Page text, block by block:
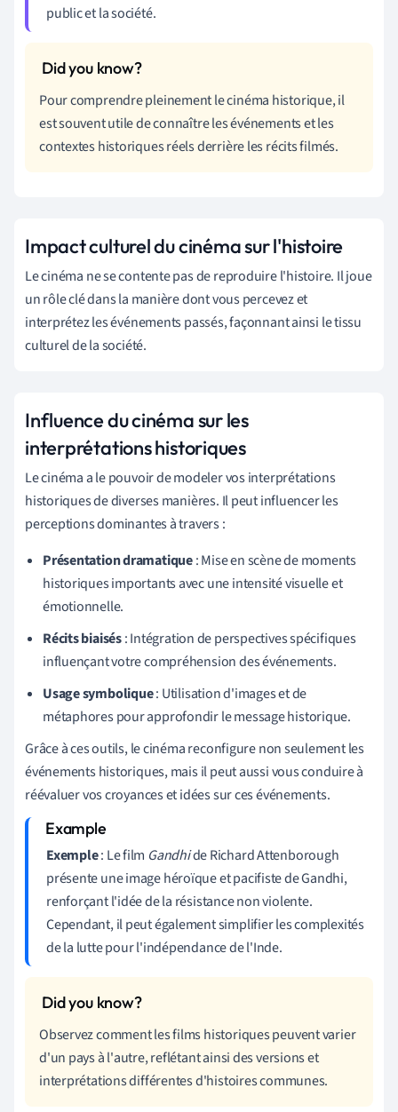
public et la société.
Pour comprendre pleinement le cinéma historique, il
est souvent utile de connaître les événements et les
contextes historiques réels derrière les récits filmés.
Impact culturel du cinéma sur l'histoire
Le cinéma ne se contente pas de reproduire l'histoire. Il joue
un rôle clé dans la manière dont vous percevez et
interprétez les événements passés, façonnant ainsi le tissu
culturel de la société.
Influence du cinéma sur les
interprétations historiques
Le cinéma a le pouvoir de modeler vos interprétations
historiques de diverses manières. Il peut influencer les
perceptions dominantes à travers :
Présentation dramatique: Mise en scène de moments
historiques importants avec une intensité visuelle et
émotionnelle.
Récits biaisés: Intégration de perspectives spécifiques
influençant votre compréhension des événements.
Usage symbolique: Utilisation d'images et de
métaphores pour approfondir le message historique.
Grâce à ces outils, le cinéma reconfigure non seulement les
événements historiques, mais il peut aussi vous conduire à
réévaluer vos croyances et idées sur ces événements.
Exemple: Le film Gandhide Richard Attenborough
présente une image héroïque et pacifiste de Gandhi,
renforçant l'idée de la résistance non violente.
Cependant, il peut également simplifier les complexités
de la lutte pour l'indépendance de l'Inde.
Observez comment les films historiques peuvent varier
d'un pays à l'autre, reflétant ainsi des versions et
interprétations différentes d'histoires communes.